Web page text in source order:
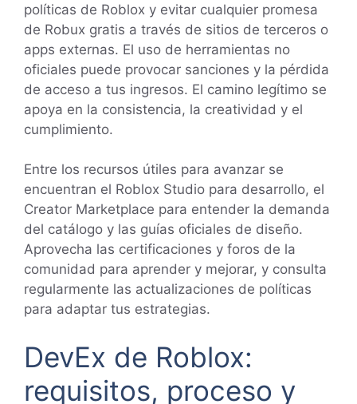
políticas de Roblox y evitar cualquier promesa
de Robux gratis a través de sitios de terceros o
apps externas. El uso de herramientas no
oficiales puede provocar sanciones y la pérdida
de acceso a tus ingresos. El camino legítimo se
apoya en la consistencia, la creatividad y el
cumplimiento.
Entre los recursos útiles para avanzar se
encuentran el Roblox Studio para desarrollo, el
Creator Marketplace para entender la demanda
del catálogo y las guías oficiales de diseño.
Aprovecha las certificaciones y foros de la
comunidad para aprender y mejorar, y consulta
regularmente las actualizaciones de políticas
para adaptar tus estrategias.
DevEx de Roblox:
requisitos, proceso y